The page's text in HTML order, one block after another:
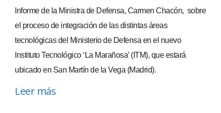
Informe de la Ministra de Defensa, Carmen Chacón, sobre
el proceso de integración de las distintas áreas
tecnológicas del Ministerio de Defensa en el nuevo
Instituto Tecnológico ‘La Marañosa’ (ITM), que estará
ubicado en San Martín de la Vega (Madrid).
Leer más